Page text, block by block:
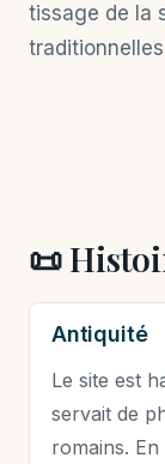
tissage de la
📜
Antiquité
Le site est
servait de
romains.